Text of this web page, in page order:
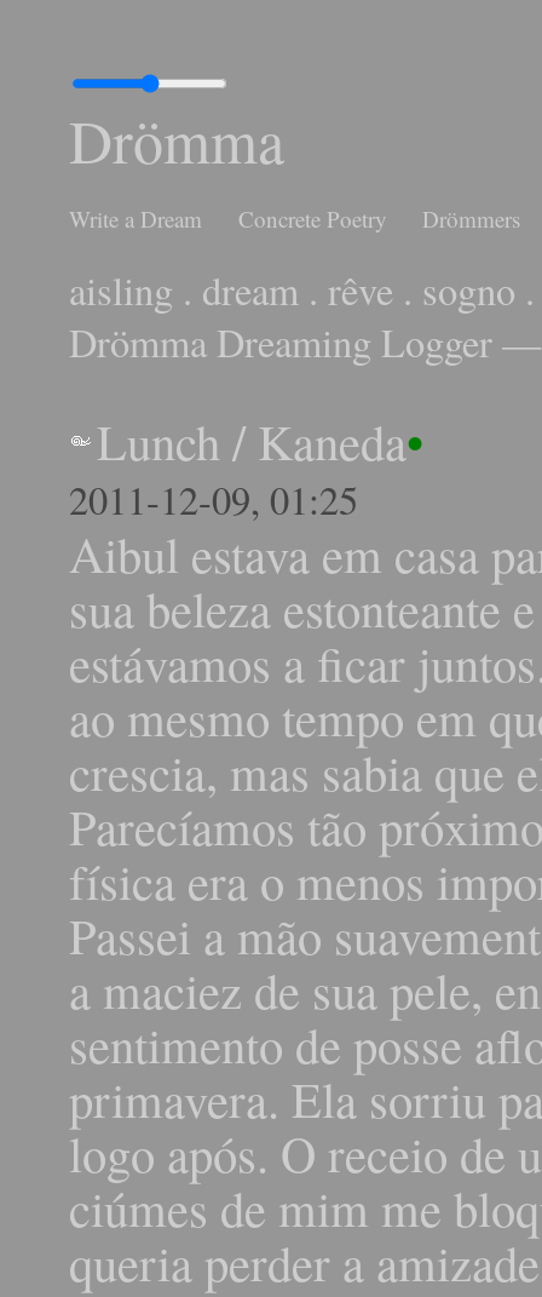
Drömma
Write a Dream Concrete Poetry Drömmers
aisling . dream . rêve . sogno
Drömma Dreaming Logger
Lunch/Kaneda•
2011-12-09, 01:25
Aibul estava em casa
sua beleza estonteante
estávamos a ficar
ao mesmo tempo em
crescia, mas sabia que
Parecíamos tão
física era o menos
Passei a mão
a maciez de sua pele,
sentimento de posse
primavera. Ela sorriu
logo após. O receio de
ciúmes de mim me
queria perder a